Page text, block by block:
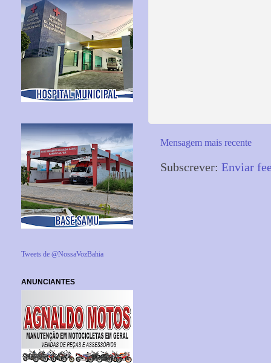
Mensagem mais recente
Subscrever: Enviar
Tweets de @NossaVozBahia
ANUNCIANTES